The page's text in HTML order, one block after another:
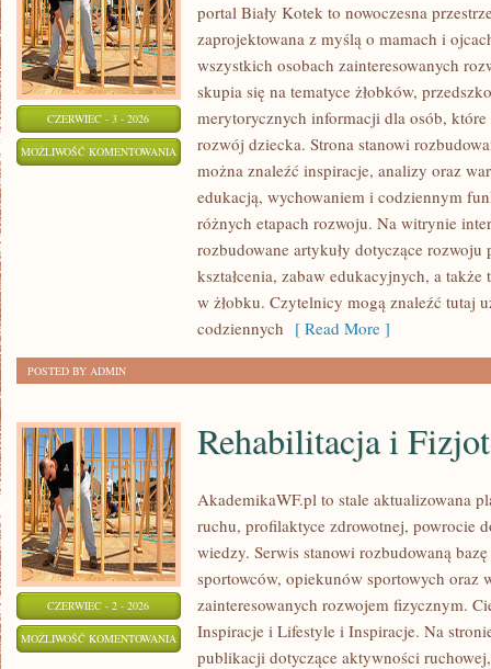
CZERWIEC - 3 - 2026
MOŻLIWOŚĆ KOMENTOWANIA NOWINKI
EDUKACYJNE
portal Biały Kotek to nowoczesna
zaprojektowana z myślą o mamach i
wszystkich osobach zainteresowanych
skupia się na tematyce żłobków,
merytorycznych informacji dla osób,
rozwój dziecka. Strona stanowi
można znaleźć inspiracje, analizy oraz
edukacją, wychowaniem i codziennym
różnych etapach rozwoju. Na witrynie
rozbudowane artykuły dotyczące rozwoju
kształcenia, zabaw edukacyjnych, a
w żłobku. Czytelnicy mogą znaleźć tutaj
codziennych [ Read More ]
POSTED BY ADMIN
CZERWIEC - 2 - 2026
MOŻLIWOŚĆ KOMENTOWANIA REHABILITACJA
Rehabilitacja i
AkademikaWF.pl to stale aktualizowana
ruchu, profilaktyce zdrowotnej, powrocie
wiedzy. Serwis stanowi rozbudowaną
sportowców, opiekunów sportowych oraz
zainteresowanych rozwojem fizycznym.
Inspiracje i Lifestyle i Inspiracje. Na
publikacji dotyczące aktywności